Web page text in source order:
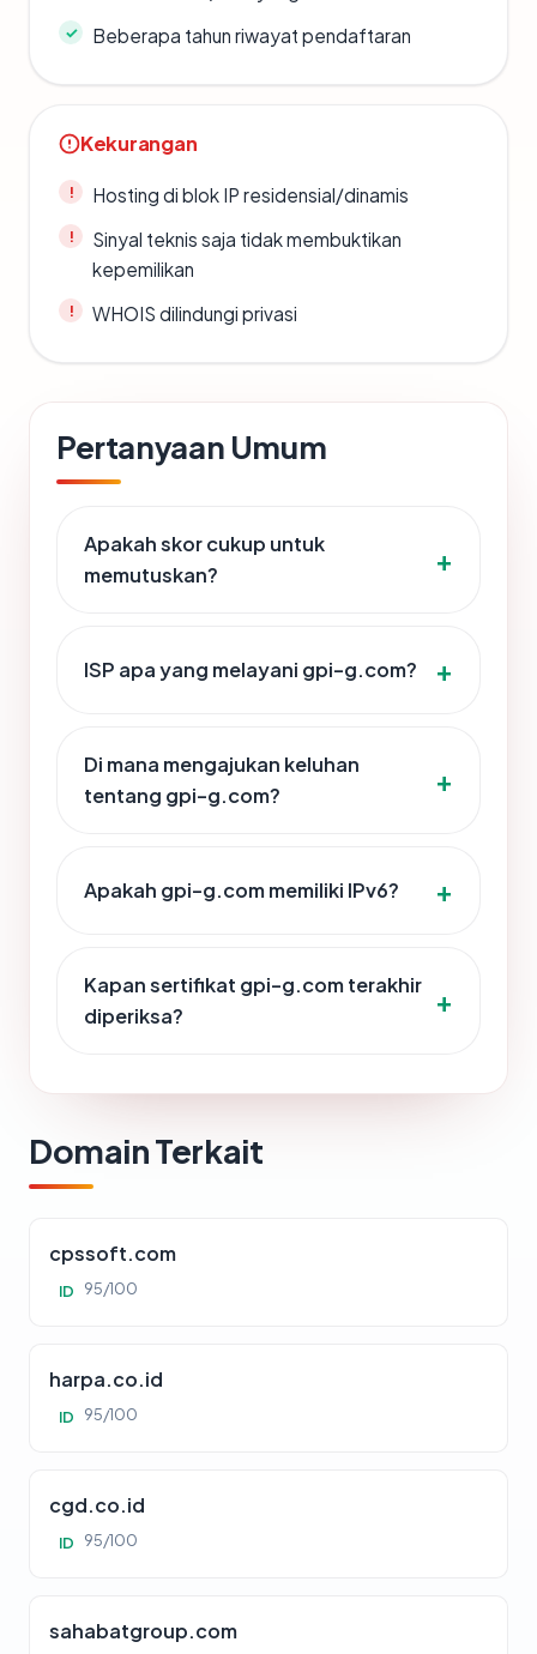
Beberapa tahun riwayat pendaftaran
Kekurangan
Hosting di blok IP residensial/dinamis
Sinyal teknis saja tidak membuktikan
kepemilikan
WHOIS dilindungi privasi
Pertanyaan Umum
Apakah skor cukup untuk
memutuskan?
ISP apa yang melayani gpi-g.com?
Di mana mengajukan keluhan
tentang gpi-g.com?
Apakah gpi-g.com memiliki IPv6?
Kapan sertifikat gpi-g.com terakhir
diperiksa?
Domain Terkait
cpssoft.com
ID 95/100
harpa.co.id
ID 95/100
cgd.co.id
ID 95/100
sahabatgroup.com